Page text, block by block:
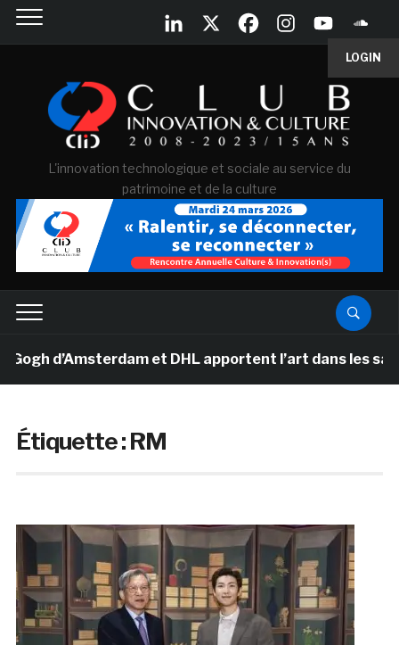
LOGIN
L'innovation technologique et sociale au service du
patrimoine et de la culture
d’Amsterdam et DHL apportent l’art dans les salles
Étiquette :RM